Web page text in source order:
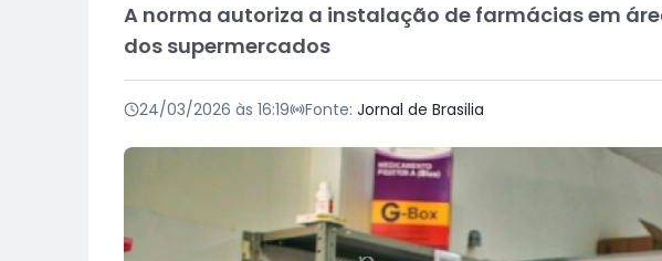
A norma autoriza a instalação de farmácias em
dos supermercados
24/03/2026 às 16:19 Fonte: Jornal de Brasilia